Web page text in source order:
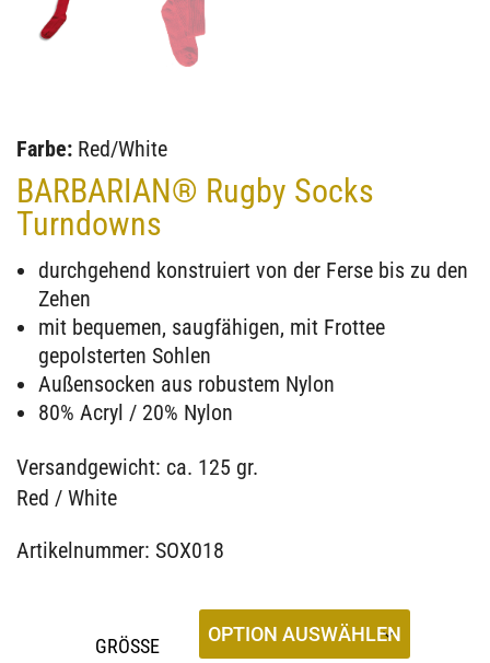
Farbe: Red/White
BARBARIAN® Rugby Socks
Turndowns
durchgehend konstruiert von der Ferse bis zu den
Zehen
mit bequemen, saugfähigen, mit Frottee
gepolsterten Sohlen
Außensocken aus robustem Nylon
80% Acryl / 20% Nylon
Versandgewicht: ca. 125 gr.
Red / White
Artikelnummer: SOX018
GRÖSSE